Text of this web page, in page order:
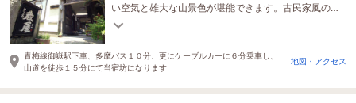
い空気と雄大な山景色が堪能できます。古民家風の
ほっこり落ち着く空間で日々の疲れを癒してくださ
青梅線御嶽駅下車、多摩バス１０分、更にケーブルカーに６分乗車し、
山道を徒歩１５分にて当宿坊になります
地図・アクセス